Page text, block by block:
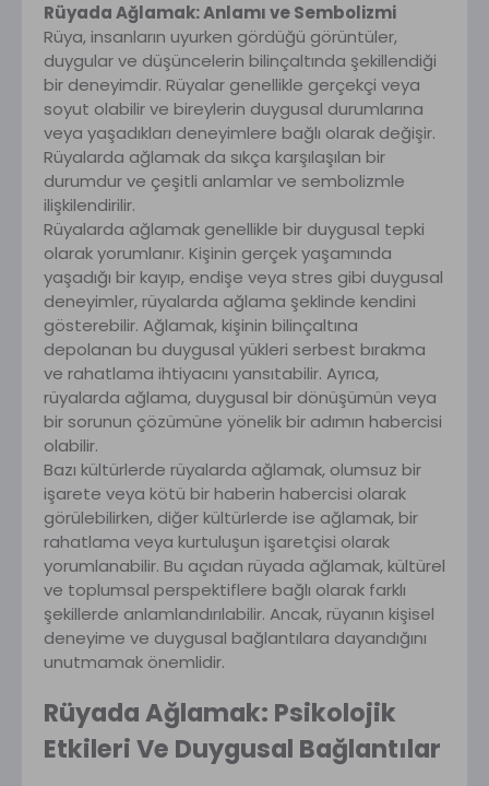
Rüyada Ağlamak: Anlamı ve Sembolizmi
Rüya, insanların uyurken gördüğü görüntüler,
duygular ve düşüncelerin bilinçaltında şekillendiği
bir deneyimdir. Rüyalar genellikle gerçekçi veya
soyut olabilir ve bireylerin duygusal durumlarına
veya yaşadıkları deneyimlere bağlı olarak değişir.
Rüyalarda ağlamak da sıkça karşılaşılan bir
durumdur ve çeşitli anlamlar ve sembolizmle
ilişkilendirilir.
Rüyalarda ağlamak genellikle bir duygusal tepki
olarak yorumlanır. Kişinin gerçek yaşamında
yaşadığı bir kayıp, endişe veya stres gibi duygusal
deneyimler, rüyalarda ağlama şeklinde kendini
gösterebilir. Ağlamak, kişinin bilinçaltına
depolanan bu duygusal yükleri serbest bırakma
ve rahatlama ihtiyacını yansıtabilir. Ayrıca,
rüyalarda ağlama, duygusal bir dönüşümün veya
bir sorunun çözümüne yönelik bir adımın habercisi
olabilir.
Bazı kültürlerde rüyalarda ağlamak, olumsuz bir
işarete veya kötü bir haberin habercisi olarak
görülebilirken, diğer kültürlerde ise ağlamak, bir
rahatlama veya kurtuluşun işaretçisi olarak
yorumlanabilir. Bu açıdan rüyada ağlamak, kültürel
ve toplumsal perspektiflere bağlı olarak farklı
şekillerde anlamlandırılabilir. Ancak, rüyanın kişisel
deneyime ve duygusal bağlantılara dayandığını
unutmamak önemlidir.
Rüyada Ağlamak: Psikolojik
Etkileri Ve Duygusal Bağlantılar